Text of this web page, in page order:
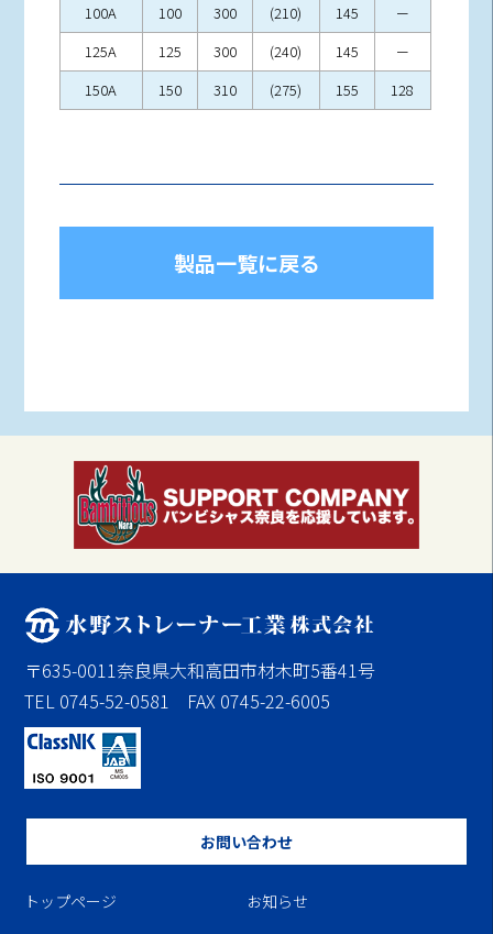
100A
100 300 (210) 145
－
125A
125 300 (240) 145
－
150A
150 310 (275) 155 128
製品一覧に戻る
〒635-0011奈良県大和高田市材木町5番41号
TEL 0745-52-0581 FAX 0745-22-6005
お問い合わせ
トップページ お知らせ